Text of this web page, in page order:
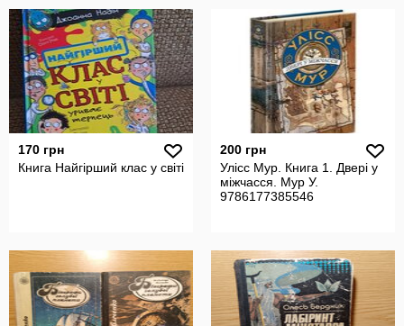
170 грн
Книга Найгірший клас у світі
200 грн
Улісс Мур. Книга 1. Двері у
міжчасся. Мур У.
9786177385546